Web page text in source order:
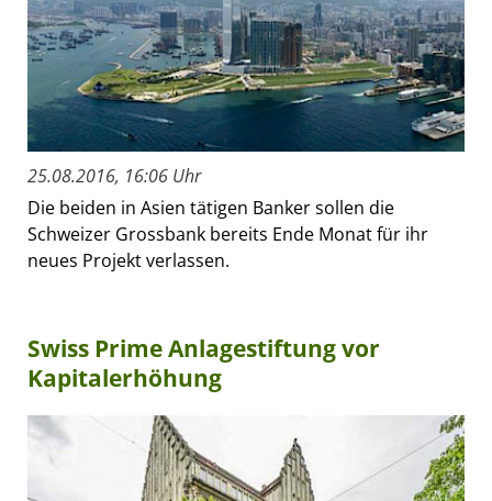
25.08.2016, 16:06 Uhr
Die beiden in Asien tätigen Banker sollen die
Schweizer Grossbank bereits Ende Monat für ihr
neues Projekt verlassen.
Swiss Prime Anlagestiftung vor
Kapitalerhöhung